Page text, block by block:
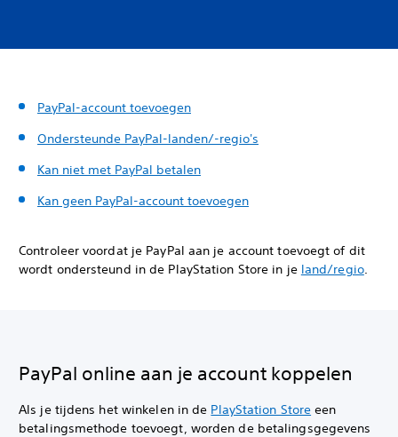
PayPal-account toevoegen
Ondersteunde PayPal-landen/-regio's
Kan niet met PayPal betalen
Kan geen PayPal-account toevoegen
Controleer voordat je PayPal aan je account toevoegt of dit
wordt ondersteund in de PlayStation Store in je land/regio.
PayPal online aan je account koppelen
Als je tijdens het winkelen in de PlayStation Store een
betalingsmethode toevoegt, worden de betalingsgegevens